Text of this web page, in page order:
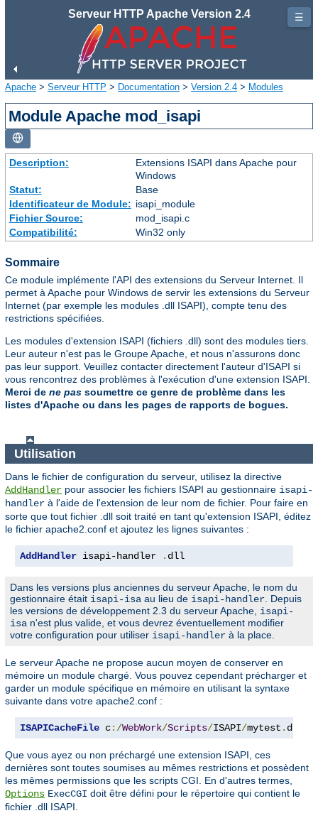
Serveur HTTP Apache Version 2.4
Apache > Serveur HTTP > Documentation > Version 2.4 > Modules
Module Apache mod_isapi
Description:
Extensions ISAPI dans Apache pour
Windows
Statut:
Base
Identificateur de Module: isapi_module
Fichier Source:
mod_isapi.c
Compatibilité:
Win32 only
Sommaire
Ce module implémente l'API des extensions du Serveur Internet. Il
permet à Apache pour Windows de servir les extensions du Serveur
Internet (par exemple les modules .dll ISAPI), compte tenu des
restrictions spécifiées.
Les modules d'extension ISAPI (fichiers .dll) sont des modules tiers.
Leur auteur n'est pas le Groupe Apache, et nous n'assurons donc
pas leur support. Veuillez contacter directement l'auteur d'ISAPI si
vous rencontrez des problèmes à l'exécution d'une extension ISAPI.
Merci de ne pas soumettre ce genre de problème dans les
listes d'Apache ou dans les pages de rapports de bogues.
Utilisation
Dans le fichier de configuration du serveur, utilisez la directive
AddHandler pour associer les fichiers ISAPI au gestionnaire isapi-
handler à l'aide de l'extension de leur nom de fichier. Pour faire en
sorte que tout fichier .dll soit traité en tant qu'extension ISAPI, éditez
le fichier apache2.conf et ajoutez les lignes suivantes :
AddHandler isapi-handler . dll
Dans les versions plus anciennes du serveur Apache, le nom du
gestionnaire était isapi-isa au lieu de isapi-handler. Depuis
les versions de développement 2.3 du serveur Apache, isapi-
isa n'est plus valide, et vous devrez éventuellement modifier
votre configuration pour utiliser isapi-handler à la place.
Le serveur Apache ne propose aucun moyen de conserver en
mémoire un module chargé. Vous pouvez cependant précharger et
garder un module spécifique en mémoire en utilisant la syntaxe
suivante dans votre apache2.conf :
ISAPICacheFile c:/WebWork/Scripts/ISAPI/mytest . dll
Que vous ayez ou non préchargé une extension ISAPI, ces
dernières sont toutes soumises au mêmes restrictions et possèdent
les mêmes permissions que les scripts CGI. En d'autres termes,
Options ExecCGI doit être défini pour le répertoire qui contient le
fichier .dll ISAPI.
☰